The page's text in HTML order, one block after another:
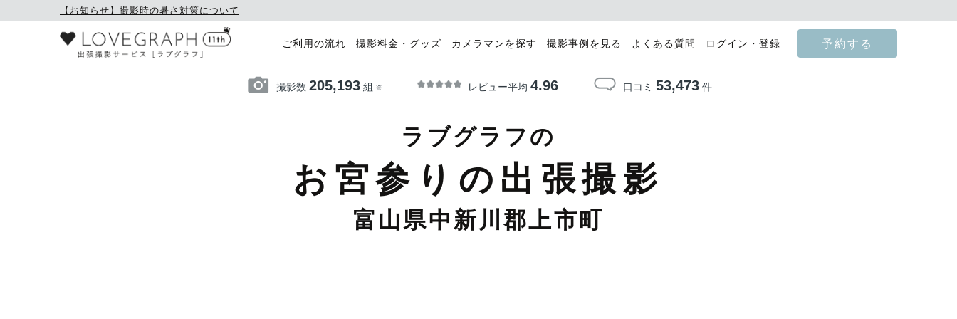
【お知らせ】撮影時の暑さ対策について
ご利用の流れ 撮影料金・グッズ カメラマンを探す 撮影事例を見る よくある質問 ログイン・登録 予約する
撮影数 205,193組 ※ レビュー平均 4.96 口コミ 53,473件
ラブグラフの
お宮参りの出張撮影
富山県中新川郡上市町